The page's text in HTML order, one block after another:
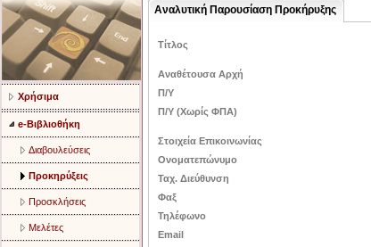
Χρήσιμα
e-Βιβλιοθήκη
Διαβουλεύσεις
Προκηρύξεις
Προσκλήσεις
Μελέτες
Αναλυτική Παρουσίαση Προκήρυξης
Τίτλος
Αναθέτουσα Αρχή
Π/Υ
Π/Υ (Χωρίς ΦΠΑ)
Στοιχεία Επικοινωνίας
Ονοματεπώνυμο
Ταχ. Διεύθυνση
Φαξ
Τηλέφωνο
Email